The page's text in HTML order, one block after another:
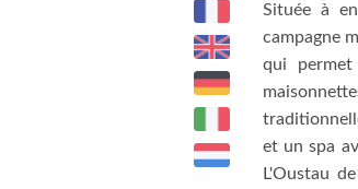
Située à
campagne
qui
et un spa
L'Oustau